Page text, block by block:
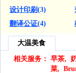
设计印刷(3)
翻译公证(4)
大温美食
相关服务： 早茶,
菜,